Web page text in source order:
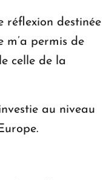
réflexion destinée
m’a permis de
celle de la
au niveau